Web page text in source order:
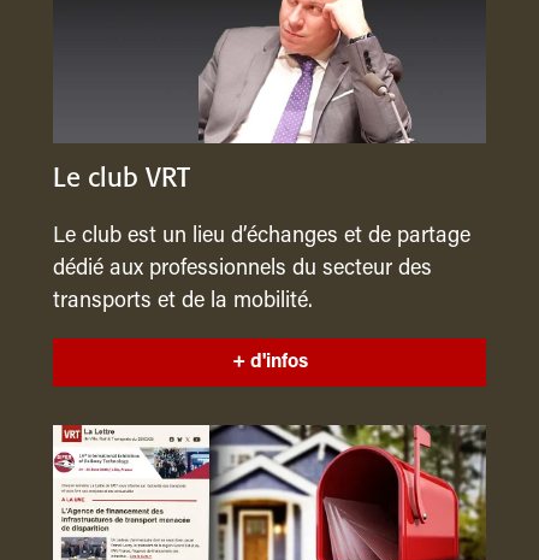
Le club VRT
Le club est un lieu d’échanges et de partage
dédié aux professionnels du secteur des
transports et de la mobilité.
+ d'infos